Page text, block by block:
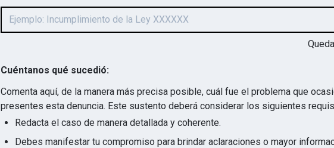
Cuéntanos qué sucedió:
Comenta aquí, de la manera más precisa posible, cuál fue el problema que
presentes esta denuncia. Este sustento deberá considerar los siguientes
Redacta el caso de manera detallada y coherente.
Debes manifestar tu compromiso para brindar aclaraciones o mayor